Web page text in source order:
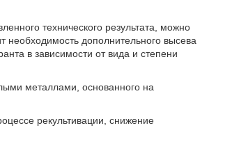
технического результата, можно
необходимость дополнительного высева
в зависимости от вида и степени
металлами, основанного на
рекультивации, снижение